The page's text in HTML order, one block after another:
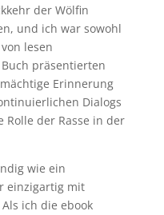
der Wölfin
und ich war sowohl
lesen
präsentierten
Erinnerung
Dialogs
der Rasse in der
wie ein
einzigartig mit
ich die ebook